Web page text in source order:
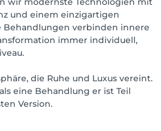
und einem einzigartigen
Behandlungen verbinden innere
immer individuell,
die Ruhe und Luxus vereint.
eine Behandlung er ist Teil
Version.